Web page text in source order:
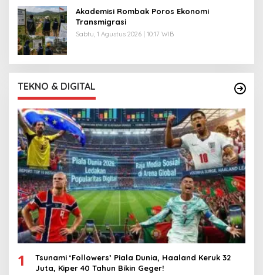
Akademisi Rombak Poros Ekonomi
Transmigrasi
Sabtu, 1 Agustus 2026 | 10:17 WIB
TEKNO & DIGITAL
1
Tsunami ‘Followers’ Piala Dunia, Haaland Keruk 32
Juta, Kiper 40 Tahun Bikin Geger!